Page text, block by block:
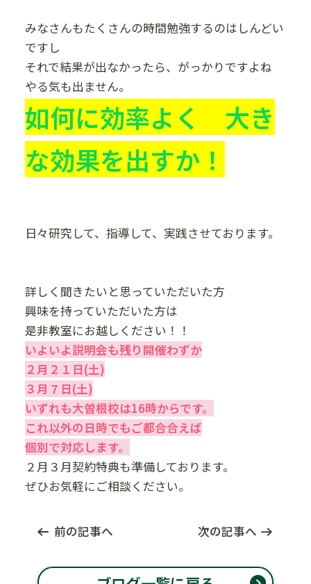
みなさんもたくさんの時間勉強するのはしんどい
ですし
それで結果が出なかったら、がっかりですよね
やる気も出ません。
如何に効率よく 大き
な効果を出すか！
日々研究して、指導して、実践させております。
詳しく聞きたいと思っていただいた方
興味を持っていただいた方は
是非教室にお越しください！！
いよいよ説明会も残り開催わずか
２月２１日(土)
３月７日(土)
いずれも大曽根校は16時からです。
これ以外の日時でもご都合合えば
個別で対応します。
２月３月契約特典も準備しております。
ぜひお気軽にご相談ください。
前の記事へ 次の記事へ